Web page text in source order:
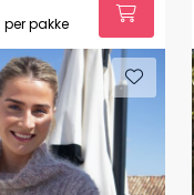
per pakke